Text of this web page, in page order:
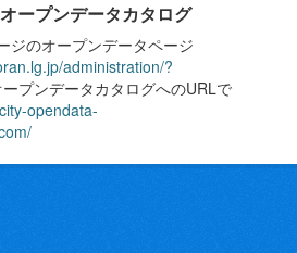
ープンデータカタログ
ジのオープンデータページ
administration/?
プンデータカタログへのURLで
opendata-